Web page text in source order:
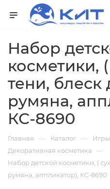
Набор
косметики,
тени, блеск
румяна,
КС-8690
Главная — Каталог —
Декоративная косметика —
Набор детской косметики, (
румяна, аппликатор), КС-8690